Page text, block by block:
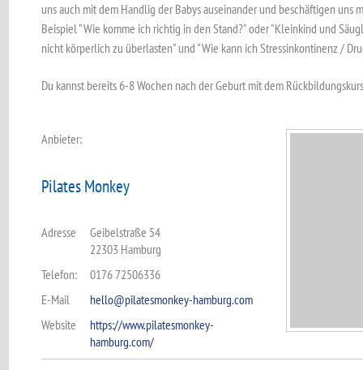
uns auch mit dem Handlig der Babys auseinander und beschäftigen uns
Beispiel "Wie komme ich richtig in den Stand?" oder "Kleinkind und
nicht körperlich zu überlasten" und "Wie kann ich Stressinkontinenz /
Du kannst bereits 6-8 Wochen nach der Geburt mit dem
Anbieter:
Pilates Monkey
Adresse
Geibelstraße 54
22303 Hamburg
Telefon:
0176 72506336
E-Mail
hello@pilatesmonkey-hamburg.com
Website
https://www.pilatesmonkey-
hamburg.com/